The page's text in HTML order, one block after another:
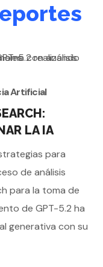
Artificial
LA IA
para
de análisis
para la toma de
de GPT-5.2 ha
generativa con su